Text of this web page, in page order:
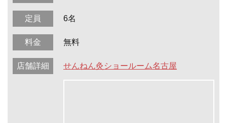
定員 6名
料金 無料
店舗詳細 せんねん灸ショールーム名古屋